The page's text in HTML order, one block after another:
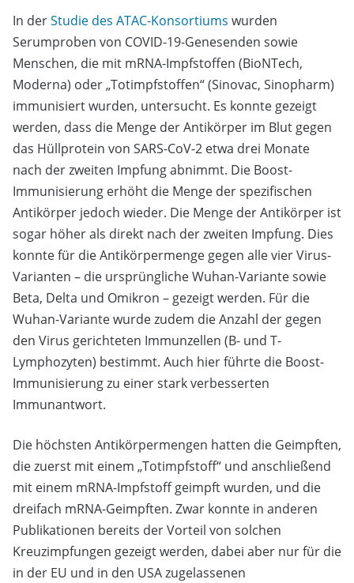
In derStudie des ATAC-Konsortiums wurden
Serumproben von COVID-19-Genesenden sowie
Menschen, die mit mRNA-Impfstoffen (BioNTech,
Moderna) oder „Totimpfstoffen“ (Sinovac, Sinopharm)
immunisiert wurden, untersucht. Es konnte gezeigt
werden, dass die Menge der Antikörper im Blut gegen
das Hüllprotein von SARS-CoV-2 etwa drei Monate
nach der zweiten Impfung abnimmt. Die Boost-
Immunisierung erhöht die Menge der spezifischen
Antikörper jedoch wieder. Die Menge der Antikörper ist
sogar höher als direkt nach der zweiten Impfung. Dies
konnte für die Antikörpermenge gegen alle vier Virus-
Varianten – die ursprüngliche Wuhan-Variante sowie
Beta, Delta und Omikron – gezeigt werden. Für die
Wuhan-Variante wurde zudem die Anzahl der gegen
den Virus gerichteten Immunzellen (B- und T-
Lymphozyten) bestimmt. Auch hier führte die Boost-
Immunisierung zu einer stark verbesserten
Immunantwort.
Die höchsten Antikörpermengen hatten die Geimpften,
die zuerst mit einem „Totimpfstoff“ und anschließend
mit einem mRNA-Impfstoff geimpft wurden, und die
dreifach mRNA-Geimpften. Zwar konnte in anderen
Publikationen bereits der Vorteil von solchen
Kreuzimpfungen gezeigt werden, dabei aber nur für die
in der EU und in den USA zugelassenen